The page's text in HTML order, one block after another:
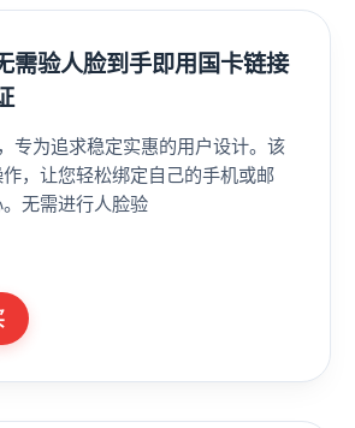
需验人脸到手即用国卡链接
专为追求稳定实惠的用户设计。该
，让您轻松绑定自己的手机或邮
无需进行人脸验